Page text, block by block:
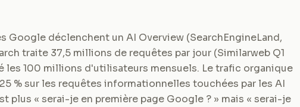
Google déclenchent un AI Overview (SearchEngineLand,
traite 37,5 millions de requêtes par jour (Similarweb Q1
les 100 millions d'utilisateurs mensuels. Le trafic organique
% sur les requêtes informationnelles touchées par les AI
plus « serai-je en première page Google ? » mais « serai-je